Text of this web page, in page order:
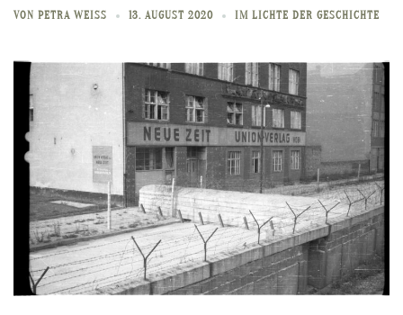
VON PETRA WEISS 13. AUGUST 2020 IM LICHTE DER GESCHICHTE